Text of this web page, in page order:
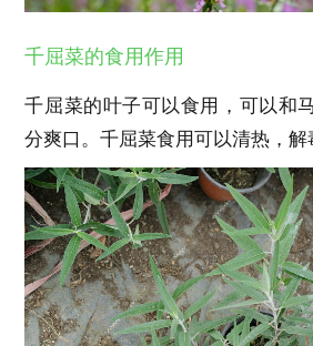
千屈菜的食用作用
千屈菜的叶子可以食用，可以和
分爽口。千屈菜食用可以清热，解